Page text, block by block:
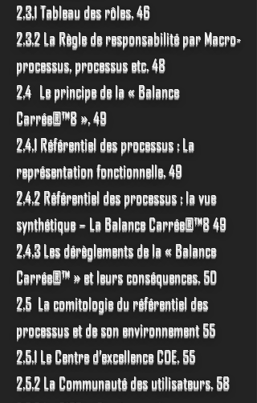
2.3.1 Tableau des rôles. 46
2.3.2 La Règle de responsabilité par Macro-
processus, processus etc. 48
2.4 Le principe de la « Balance
Carrée®™8 ». 49
2.4.1 Référentiel des processus : La
représentation fonctionnelle. 49
2.4.2 Référentiel des processus : la vue
synthétique – La Balance Carrée®™8 49
2.4.3 Les dérèglements de la « Balance
Carrée®™ » et leurs conséquences. 50
2.5 La comitologie du référentiel des
processus et de son environnement 55
2.5.1 Le Centre d’excellence COE. 55
2.5.2 La Communauté des utilisateurs. 58